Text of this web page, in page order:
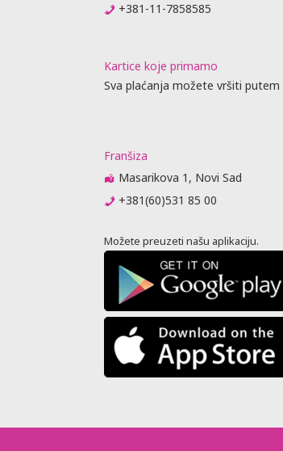
+381-11-7858585
Kartice koje primamo
Sva plaćanja možete vršiti
Franšiza
Masarikova 1, Novi Sad
+381(60)531 85 00
Možete preuzeti našu aplikaciju.